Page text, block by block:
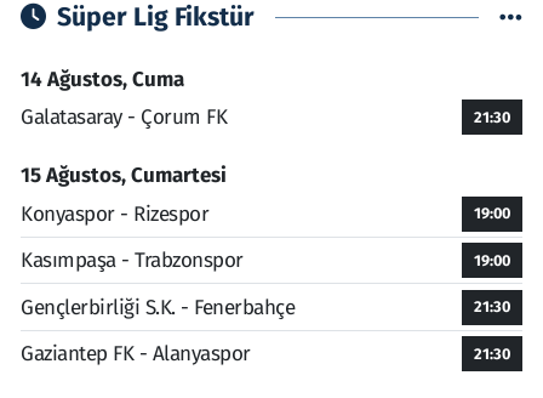
Süper Lig Fikstür
14 Ağustos, Cuma
Galatasaray - Çorum FK
21:30
15 Ağustos, Cumartesi
Konyaspor - Rizespor
19:00
Kasımpaşa - Trabzonspor 19:00
Gençlerbirliği S.K. - Fenerbahçe 21:30
Gaziantep FK - Alanyaspor 21:30